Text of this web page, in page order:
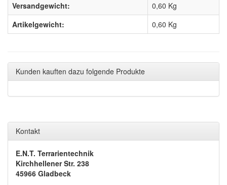
Versandgewicht:
0,60 Kg
Artikelgewicht:
0,60 Kg
Kunden kauften dazu folgende Produkte
Kontakt
E.N.T. Terrarientechnik
Kirchhellener Str. 238
45966 Gladbeck